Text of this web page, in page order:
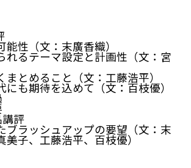
性（文：末廣香織）
るテーマ設定と計画性（文：宮
とめること（文：工藤浩平）
も期待を込めて（文：百枝優）
講評
ラッシュアップの要望（文：末
美子、工藤浩平、百枝優）